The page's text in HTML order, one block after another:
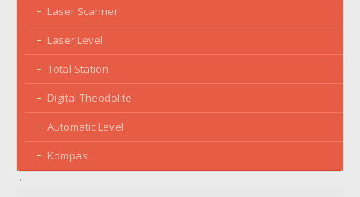
Laser Scanner
Laser Level
Total Station
Digital Theodolite
Automatic Level
Kompas